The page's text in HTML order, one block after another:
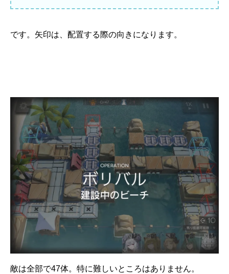
です。矢印は、配置する際の向きになります。
敵は全部で47体。特に難しいところはありません。